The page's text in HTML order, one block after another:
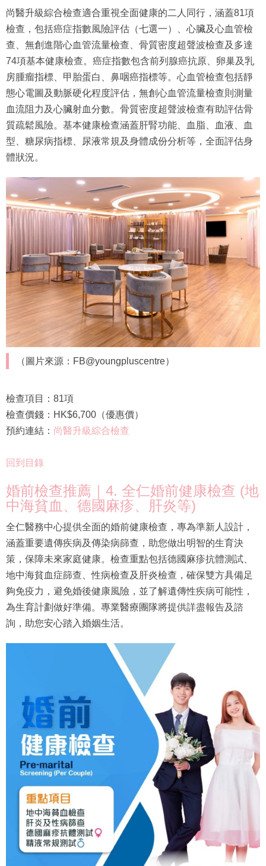
尚醫升級綜合檢查適合重視全面健康的二人同行，涵蓋81項
檢查，包括癌症指數風險評估（七選一）、心臟及心血管檢
查、無創進階心血管流量檢查、骨質密度超聲波檢查及多達
74項基本健康檢查。癌症指數包含前列腺癌抗原、卵巢及乳
房腫瘤指標、甲胎蛋白、鼻咽癌指標等。心血管檢查包括靜
態心電圖及動脈硬化程度評估，無創心血管流量檢查則測量
血流阻力及心臟射血分數。骨質密度超聲波檢查有助評估骨
質疏鬆風險。基本健康檢查涵蓋肝腎功能、血脂、血液、血
型、糖尿病指標、尿液常規及身體成份分析等，全面評估身
體狀況。
（圖片來源：FB@youngpluscentre）
檢查項目：81項
檢查價錢：HK$6,700（優惠價）
預約連結： 尚醫升級綜合檢查
回到目錄
婚前檢查推薦｜4. 全仁婚前健康檢查 (地
中海貧血、德國麻疹、肝炎等)
全仁醫務中心提供全面的婚前健康檢查，專為準新人設計，
涵蓋重要遺傳疾病及傳染病篩查，助您做出明智的生育決
策，保障未來家庭健康。檢查重點包括德國麻疹抗體測試、
地中海貧血症篩查、性病檢查及肝炎檢查，確保雙方具備足
夠免疫力，避免婚後健康風險，並了解遺傳性疾病可能性，
為生育計劃做好準備。專業醫療團隊將提供詳盡報告及諮
詢，助您安心踏入婚姻生活。